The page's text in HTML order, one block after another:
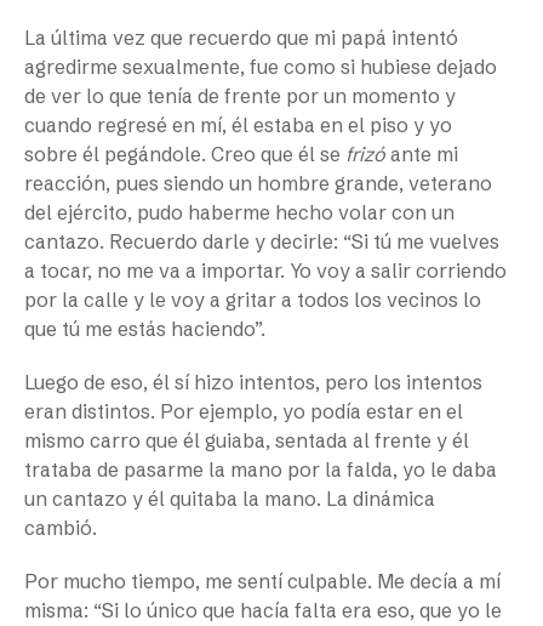
La última vez que recuerdo que mi papá intentó
agredirme sexualmente, fue como si hubiese dejado
de ver lo que tenía de frente por un momento y
cuando regresé en mí, él estaba en el piso y yo
sobre él pegándole. Creo que él se frizó ante mi
reacción, pues siendo un hombre grande, veterano
del ejército, pudo haberme hecho volar con un
cantazo. Recuerdo darle y decirle: “Si tú me vuelves
a tocar, no me va a importar. Yo voy a salir corriendo
por la calle y le voy a gritar a todos los vecinos lo
que tú me estás haciendo”.
Luego de eso, él sí hizo intentos, pero los intentos
eran distintos. Por ejemplo, yo podía estar en el
mismo carro que él guiaba, sentada al frente y él
trataba de pasarme la mano por la falda, yo le daba
un cantazo y él quitaba la mano. La dinámica
cambió.
Por mucho tiempo, me sentí culpable. Me decía a mí
misma: “Si lo único que hacía falta era eso, que yo le